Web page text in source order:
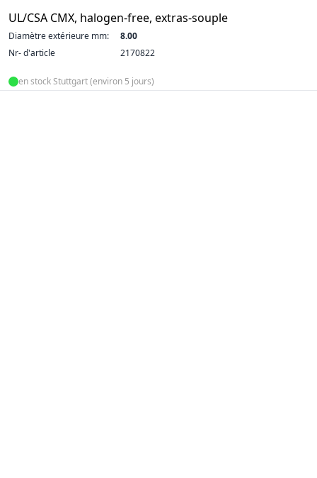
UL/CSA CMX, halogen-free, extras-souple
Diamètre extérieure mm:
8.00
Nr- d'article
2170822
en stock Stuttgart (environ 5 jours)